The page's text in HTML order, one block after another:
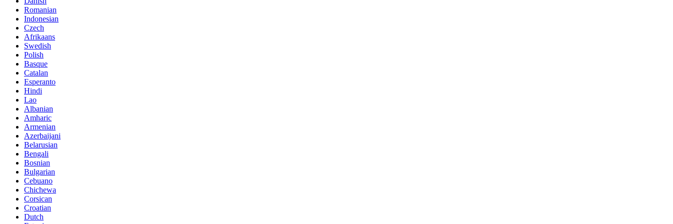
Romanian
Indonesian
Czech
Afrikaans
Swedish
Polish
Basque
Catalan
Esperanto
Hindi
Lao
Albanian
Amharic
Armenian
Azerbaijani
Belarusian
Bengali
Bosnian
Bulgarian
Cebuano
Chichewa
Corsican
Croatian
Dutch